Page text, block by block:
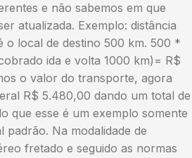
e não sabemos em que
atualizada. Exemplo: distância
o local de destino 500 km. 500 *
ida e volta 1000 km)= R$
o valor do transporte, agora
R$ 5.480,00 dando um total de
que esse é um exemplo somente
padrão. Na modalidade de
fretado e seguido as normas